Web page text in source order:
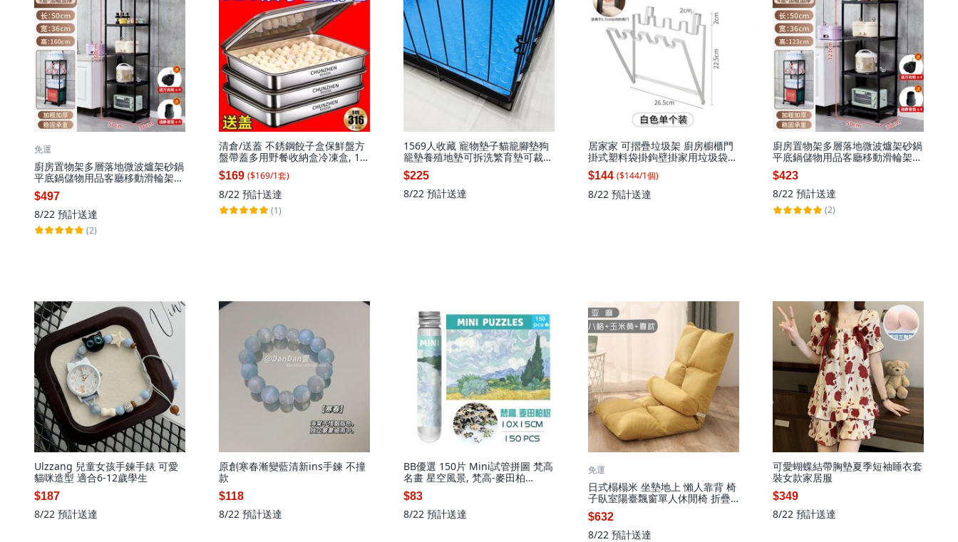
免運
廚房置物架多層落地微波爐架砂鍋
平底鍋儲物用品客廳移動滑輪架
子, 5層
$497
8/22 預計送達
(2)
清倉/送蓋 不銹鋼餃子盒保鮮盤方
盤帶蓋多用野餐收納盒冷凍盒, 1
個, 爆炸清倉:防粘餃盤2800ML兩
盤+送2,特厚 餃子盤/清倉, 2盤+送
2蓋
$169 ($169/1套)
8/22 預計送達
(1)
1569人收藏 寵物墊子貓籠腳墊狗
籠墊養殖地墊可拆洗繁育墊可裁剪
防滑防抓墊子, 1個, 藍色銅錢紋-手
撕不壞,78籠:78*55cm, 藍色銅錢
紋
$225
8/22 預計送達
居家家 可摺疊垃圾架 廚房櫥櫃門
掛式塑料袋掛鉤壁掛家用垃圾袋支
架, 白色, 1個
$144 ($144/1個)
8/22 預計送達
廚房置物架多層落地微波爐架砂鍋
平底鍋儲物用品客廳移動滑輪架
子, 4層
$423
8/22 預計送達
(2)
Ulzzang 兒童女孩手鍊手錶 可愛
貓咪造型 適合6-12歲學生
$187
8/22 預計送達
原創寒春漸變藍清新ins手鍊 不撞
款
$118
8/22 預計送達
BB優選 150片 Mini試管拼圖 梵高
名畫 星空風景, 梵高-麥田柏
樹,150片試管拼圖 不含框, 1個
$83
8/22 預計送達
免運
日式榻榻米 坐墊地上 懶人靠背 椅
子臥室陽臺飄窗單人休閒椅 折疊
靠背 日式坐墊 辦公室坐墊 棉麻坐
墊 餐椅墊 坐墊, 八格玉米黃 送腰
枕 亞麻
$632
8/22 預計送達
可愛蝴蝶結帶胸墊夏季短袖睡衣套
裝女款家居服
$349
8/22 預計送達